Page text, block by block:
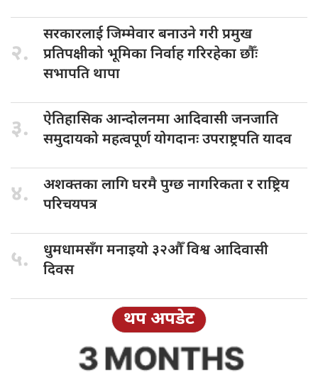
२.
सरकारलाई जिम्मेवारबनाउने गरी प्रमुख
प्रतिपक्षीको भूमिका निर्वाह गरिरहेका छौँः
सभापति थापा
३. ऐतिहासिक आन्दोलनमाआदिवासी जनजाति
समुदायको महत्वपूर्ण योगदानः उपराष्ट्रपति यादव
४. अशक्तका लागिघरमै पुग्छ नागरिकता र राष्ट्रिय
परिचयपत्र
५. धुमधामसँग मनाइयो ३२औँ विश्व आदिवासी
दिवस
थप अपडेट